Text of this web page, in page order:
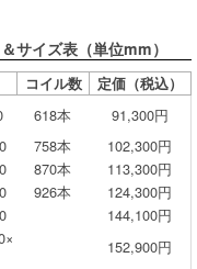
サイズ表（単位mm）
コイル数
定価（税込）
618本 91,300円
758本 102,300円
870本 113,300円
926本 124,300円
144,100円
152,900円